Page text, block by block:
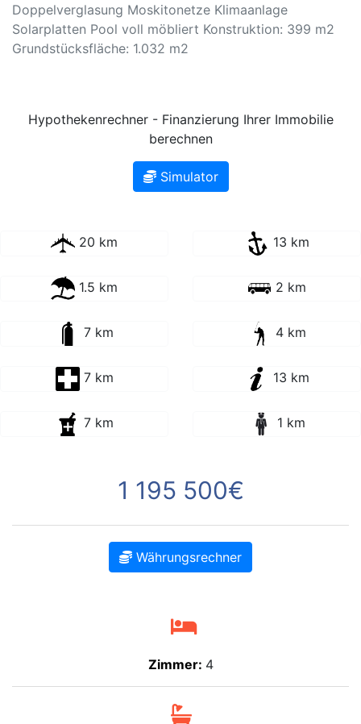
Doppelverglasung Moskitonetze Klimaanlage
Solarplatten Pool voll möbliert Konstruktion: 399 m2
Grundstücksfläche: 1.032 m2
Hypothekenrechner - Finanzierung Ihrer Immobilie
berechnen
Simulator
20 km 13 km
1.5 km 2 km
7 km 4 km
7 km 13 km
7 km 1 km
1 195 500€
Währungsrechner
Zimmer: 4